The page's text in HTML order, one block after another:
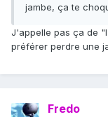
jambe, ça te
J'appelle pas ça de
préférer perdre une
Fredo